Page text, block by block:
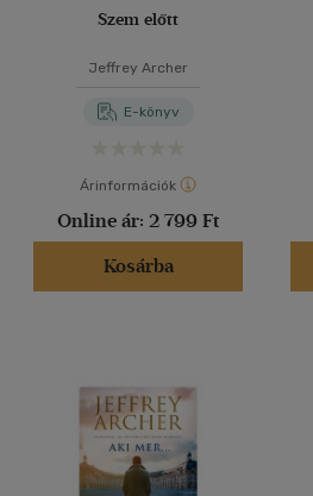
Szem előtt
Jeffrey Archer
E-könyv
Árinformációk
Online ár: 2 799 Ft
Kosárba